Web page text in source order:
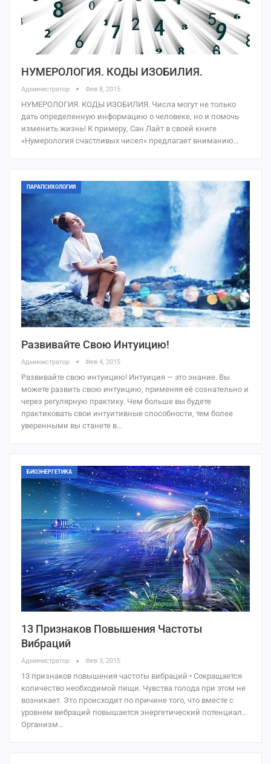
НУМЕРОЛОГИЯ. КОДЫ ИЗОБИЛИЯ.
Администратор Фев 8, 2015
НУМЕРОЛОГИЯ. КОДЫ ИЗОБИЛИЯ. Числа могут не только
дать определенную информацию о человеке, но и помочь
изменить жизнь! К примеру, Сан Лайт в своей книге
«Нумерология счастливых чисел» предлагает вниманию…
ПАРАПСИХОЛОГИЯ
Развивайте Свою Интуицию!
Администратор Фев 4, 2015
Развивайте свою интуицию! Интуиция — это знание. Вы
можете развить свою интуицию, применяя её сознательно и
через регулярную практику. Чем больше вы будете
практиковать свои интуитивные способности, тем более
уверенными вы станете в…
БИОЭНЕРГЕТИКА
13 Признаков Повышения Частоты
Вибраций
Администратор Фев 3, 2015
13 признаков повышения частоты вибраций • Сокращается
количество необходимой пищи. Чувства голода при этом не
возникает. Это происходит по причине того, что вместе с
уровнем вибраций повышается энергетический потенциал...
Организм…